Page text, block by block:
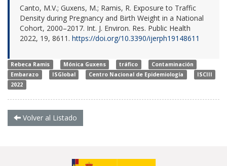
Canto, M.V.; Guxens, M.; Ramis, R. Exposure to Traffic
Density during Pregnancy and Birth Weight in a National
Cohort, 2000–2017. Int. J. Environ. Res. Public Health
2022, 19, 8611. https://doi.org/10.3390/ijerph19148611
Rebeca Ramis Mónica Guxens tráfico
Contaminación
Embarazo
ISGlobal Centro Nacional de Epidemiología
ISCIII
2022
Volver al Listado